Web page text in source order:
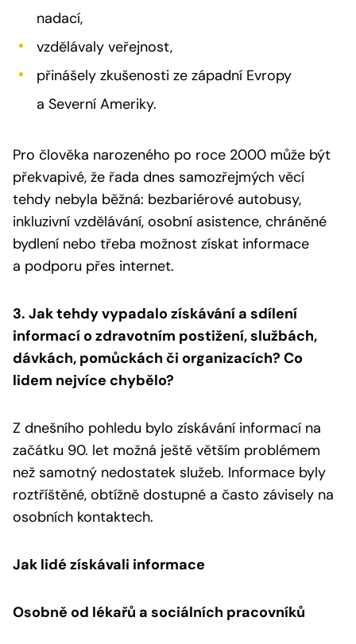
nadací,
vzdělávaly veřejnost,
přinášely zkušenosti ze západní Evropy
a Severní Ameriky.
Pro člověka narozeného po roce 2000 může být
překvapivé, že řada dnes samozřejmých věcí
tehdy nebyla běžná: bezbariérové autobusy,
inkluzivní vzdělávání, osobní asistence, chráněné
bydlení nebo třeba možnost získat informace
a podporu přes internet.
3. Jak tehdy vypadalo získávání a sdílení
informací o zdravotním postižení, službách,
dávkách, pomůckách či organizacích? Co
lidem nejvíce chybělo?
Z dnešního pohledu bylo získávání informací na
začátku 90. let možná ještě větším problémem
než samotný nedostatek služeb. Informace byly
roztříštěné, obtížně dostupné a často závisely na
osobních kontaktech.
Jak lidé získávali informace
Osobně od lékařů a sociálních pracovníků